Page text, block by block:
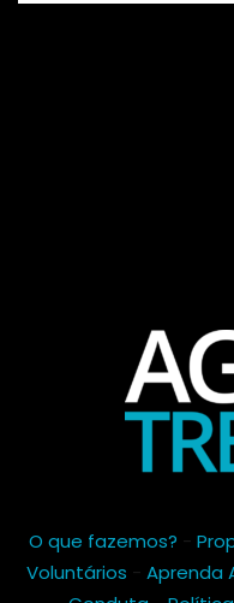
O que fazemos? -
Voluntários - Aprenda